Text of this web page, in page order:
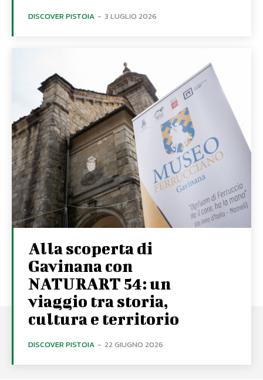
DISCOVER PISTOIA - 3 LUGLIO 2026
Alla scoperta di
Gavinana con
NATURART 54: un
viaggio tra storia,
cultura e territorio
DISCOVER PISTOIA - 22 GIUGNO 2026